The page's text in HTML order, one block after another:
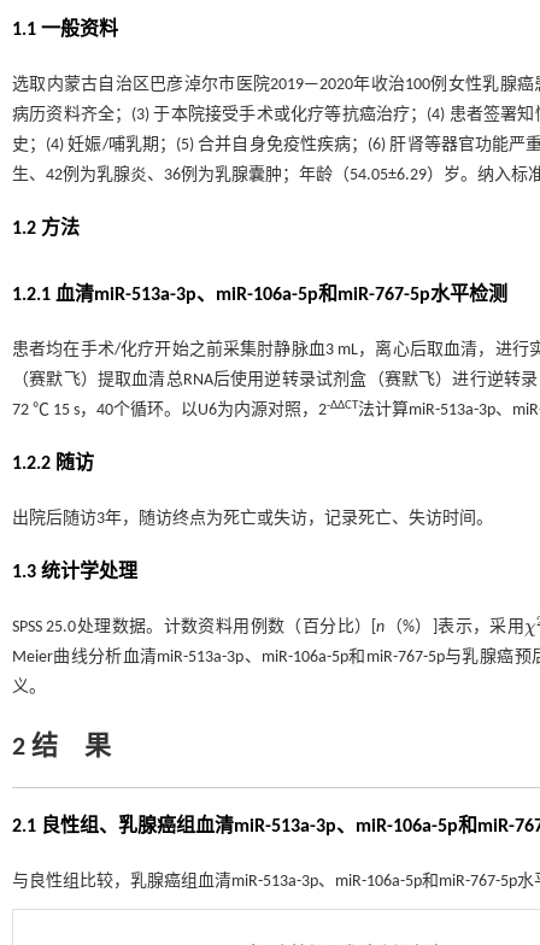
1.1 一般资料
选取内蒙古自治区巴彦淖尔市医院2019—2020年收治100例女性乳腺
病历资料齐全；(3) 于本院接受手术或化疗等抗癌治疗；(4) 患者签署
史；(4) 妊娠/哺乳期；(5) 合并自身免疫性疾病；(6) 肝肾等器官功能
生、42例为乳腺炎、36例为乳腺囊肿；年龄（54.05±6.29）岁。纳入
1.2 方法
1.2.1 血清miR-513a-3p、miR-106a-5p和miR-767-5p水平检测
患者均在手术/化疗开始之前采集肘静脉血3 mL，离心后取血清，进行实
（赛默飞）提取血清总RNA后使用逆转录试剂盒（赛默飞）进行逆
72 ℃ 15 s，40个循环。以U6为内源对照，2-∆∆CT法计算miR-513a-3p、
1.2.2 随访
出院后随访3年，随访终点为死亡或失访，记录死亡、失访时间。
1.3 统计学处理
SPSS 25.0处理数据。计数资料用例数（百分比）[n （%）]表示，采用 χ
χ2
Meier曲线分析血清miR-513a-3p、miR-106a-5p和miR-767-5p与乳腺
义。
2 结 果
2.1 良性组、乳腺癌组血清miR-513a-3p、miR-106a-5p和miR-
与良性组比较，乳腺癌组血清miR-513a-3p、miR-106a-5p和miR-767-5p